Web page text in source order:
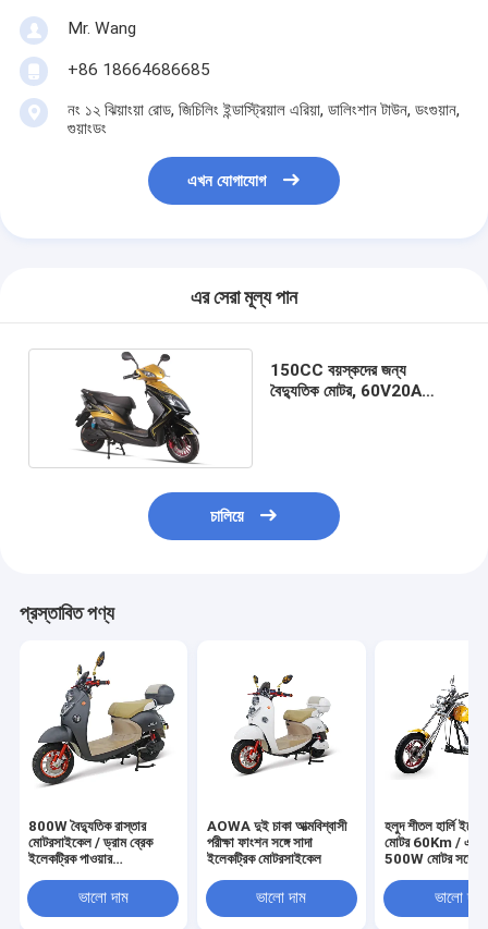
Mr. Wang
+86 18664686685
নং ১২ ঝিয়াংয়া রোড, জিচিলিং ইন্ডাস্ট্রিয়াল এরিয়া, ডালিংশান টাউন, ডংগুয়ান,
গুয়াংডং
এখন যোগাযোগ
এর সেরা মূল্য পান
150CC বয়স্কদের জন্য
বৈদ্যুতিক মোটর, 60V20A
চালিয়ে
প্রস্তাবিত পণ্য
800W বৈদ্যুতিক রাস্তার
মোটরসাইকেল / ড্রাম ব্রেক
ইলেকট্রিক পাওয়ার
ভালো দাম
AOWA দুই চাকা আত্মবিশ্বাসী
পরীক্ষা ফাংশন সঙ্গে সাদা
ইলেকট্রিক মোটরসাইকেল
ভালো দাম
হলুদ শীতল হার্লি
মোটর 60Km /
500W মোটর সঙ্গে
ভালো দাম